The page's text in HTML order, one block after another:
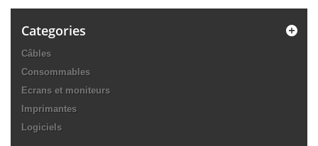
Categories
Câbles
Consommables
Ecrans et moniteurs
Imprimantes
Logiciels